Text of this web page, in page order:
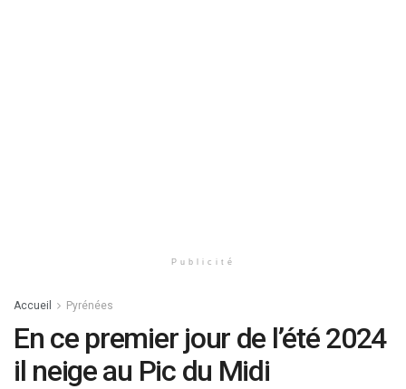
Publicité
Accueil Pyrénées
En ce premier jour de l’été 2024
il neige au Pic du Midi